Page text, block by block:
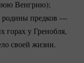
Венгрию);
родины предков —
горах у Гренобля,
своей жизни.